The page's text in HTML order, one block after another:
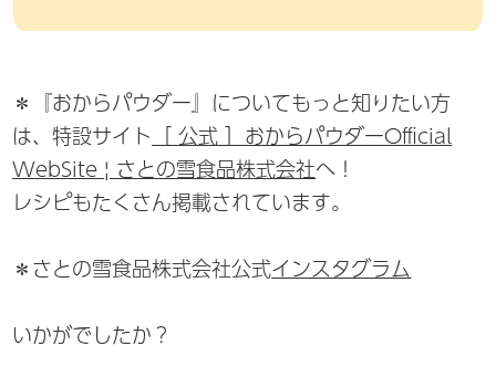
＊『おからパウダー』についてもっと知りたい方
は、特設サイト
［ 公式 ］おからパウダーOfficial
WebSite | さとの雪食品株式会社へ！
レシピもたくさん掲載されています。
＊さとの雪食品株式会社公式インスタグラム
いかがでしたか？